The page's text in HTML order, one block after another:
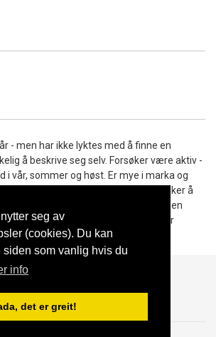
seg av
(cookies). Du kan
siden som vanlig hvis du
info
det er greit!
- men har ikke lyktes med å finne en
å beskrive seg selv. Forsøker være aktiv -
i vår, sommer og høst. Er mye i marka og
pris på gode samtaler og nærhet. Liker å
med et skrått blikk... og til tross for en
jeg leve langsomt.. eller.. jeg forsøker
oss